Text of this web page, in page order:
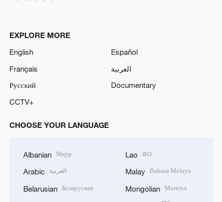
EXPLORE MORE
English
Español
Français
العربية
Русский
Documentary
CCTV+
CHOOSE YOUR LANGUAGE
Albanian Shqip
Arabic العربية
Belarusian Беларуская
Lao ລາວ
Malay Bahasa Melayu
Mongolian Монгол